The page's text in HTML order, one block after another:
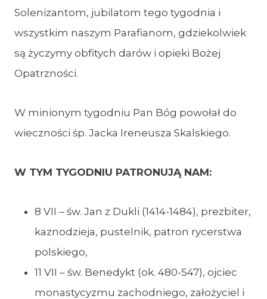
Solenizantom, jubilatom tego tygodnia i
wszystkim naszym Parafianom, gdziekolwiek
są życzymy obfitych darów i opieki Bożej
Opatrzności.
W minionym tygodniu Pan Bóg powołał do
wieczności śp. Jacka Ireneusza Skalskiego.
W TYM TYGODNIU PATRONUJĄ NAM:
8 VII – św. Jan z Dukli (1414-1484), prezbiter,
kaznodzieja, pustelnik, patron rycerstwa
polskiego,
11 VII – św. Benedykt (ok. 480-547), ojciec
monastycyzmu zachodniego, założyciel i